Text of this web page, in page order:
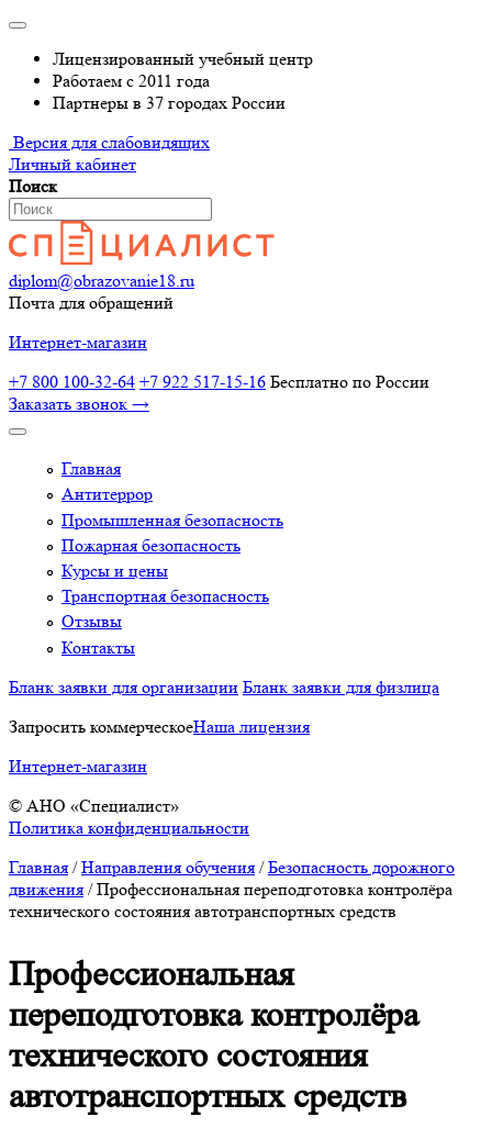
Лицензированный учебный центр
Работаем с 2011 года
Партнеры в 37 городах России
Версия для слабовидящих
Личный кабинет
Поиск
diplom@obrazovanie18.ru
Почта для обращений
Интернет-магазин
+7 800 100-32-64 +7 922 517-15-16 Бесплатно по России
Заказать звонок →
Главная
Антитеррор
Промышленная безопасность
Пожарная безопасность
Курсы и цены
Транспортная безопасность
Отзывы
Контакты
Бланк заявки для организации Бланк заявки для физлица
Запросить коммерческоеНаша лицензия
Интернет-магазин
© АНО «Специалист»
Политика конфиденциальности
Главная / Направления обучения / Безопасность дорожного
движения /Профессиональная переподготовка контролёра
технического состояния автотранспортных средств
Профессиональная
переподготовка контролёра
технического состояния
автотранспортных средств